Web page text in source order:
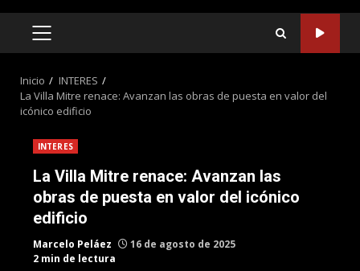
MENÚ
Inicio
INTERES
La Villa Mitre renace: Avanzan las obras de puesta en valor del
icónico edificio
INTERES
La Villa Mitre renace: Avanzan las
obras de puesta en valor del icónico
edificio
Marcelo Peláez
16 de agosto de 2025
2 min de lectura